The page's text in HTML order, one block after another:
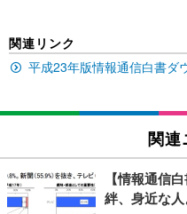
ュチェア 人間
￥27,999
Sezlife オフィ
ワーク チェア
レスト 3Dヘ
ョン PCチェア
￥7,680
イト
【純正品】27"
フック付き（
￥49,979
x2袋(84枚) ホ
￥3,234
ネオ・ルーラ
り 単品
￥1,800
関連リンク
平成23年版情報通信白書ダ
関連
【情報通信
絆、身近な